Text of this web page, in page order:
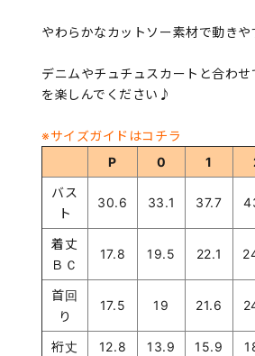
やわらかなカットソー素材で動き
デニムやチュチュスカートと合わ
を楽しんでください♪
※サイズガイドはコチラ
P
0 1
バス
ト
30.6 33.1 37.7
着丈
ＢＣ
17.8 19.5 22.1
首回
り
17.5 19 21.6
裄丈 12.8 13.9 15.9